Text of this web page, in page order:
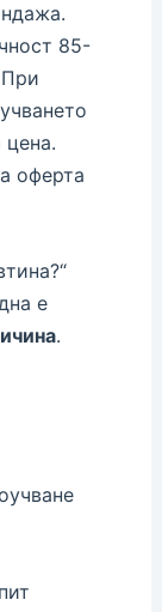
85-
При
оферта
е
.